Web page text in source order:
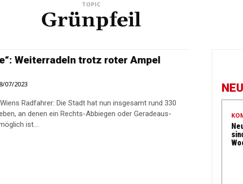
TOPIC
Grünpfeil
Weiterradeln trotz roter Ampel
07/2023
Radfahrer: Die Stadt hat nun insgesamt rund 330
an denen ein Rechts-Abbiegen oder Geradeaus-
ist....